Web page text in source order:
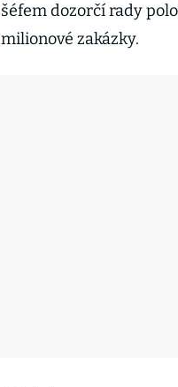
šéfem dozorčí rady
milionové zakázky.